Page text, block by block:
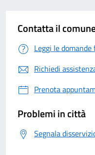
Contatta il
Leggi le
Richiedi
Prenota
Problemi in città
Segnala